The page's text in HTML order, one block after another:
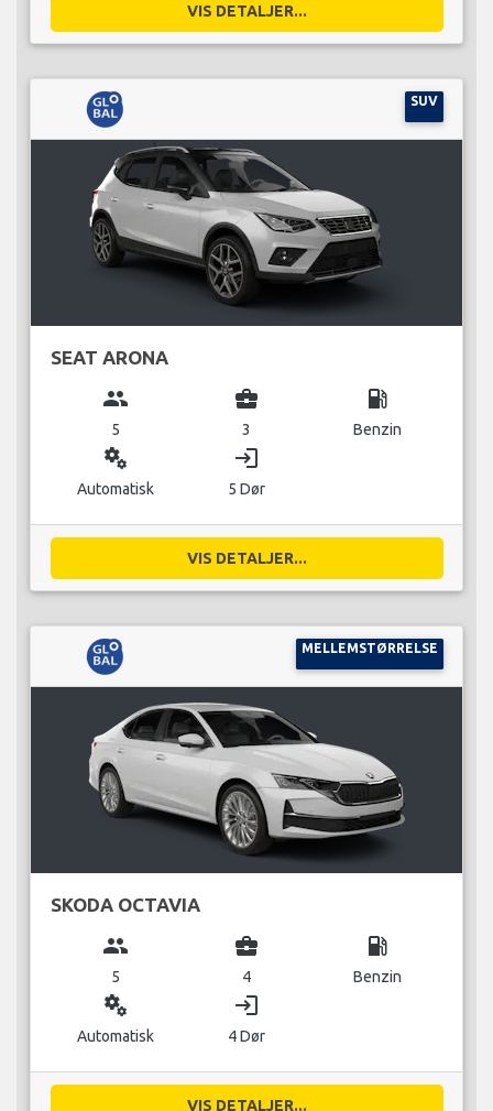
VIS DETALJER...
SUV
SEAT ARONA
group
5
business_center
3
local_gas_station
Benzin
miscellaneous_services
Automatisk
login
5 Dør
VIS DETALJER...
MELLEMSTØRRELSE
SKODA OCTAVIA
group
5
business_center
4
local_gas_station
Benzin
miscellaneous_services
Automatisk
login
4 Dør
VIS DETALJER...